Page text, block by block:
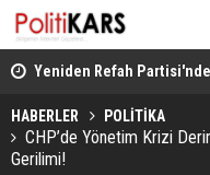
Yeniden Refah
Kazım Şaki İl Başkanı!
HABERLER POLİTİKA
CHP’de Yönetim Krizi
Gerilimi!